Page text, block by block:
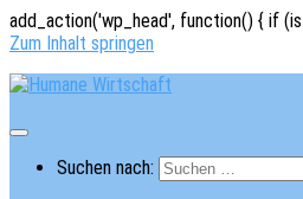
add_action('wp_head', function() { if
Zum Inhalt springen
Suchen nach: